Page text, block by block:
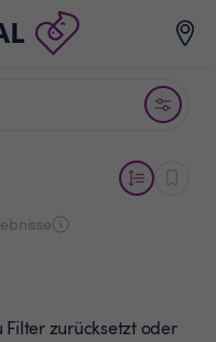
Filter zurücksetzt oder